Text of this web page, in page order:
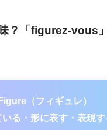
？「figurez-vous
Figure（フィギュレ）
いる・形に表す・表現す